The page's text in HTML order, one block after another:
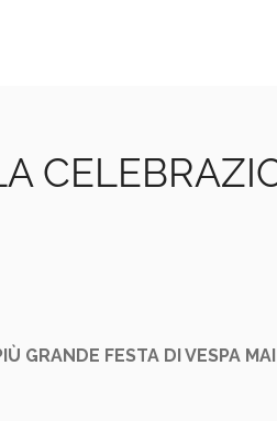
GRANDE FESTA DI VESPA